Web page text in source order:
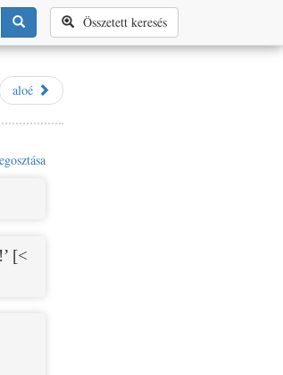
Összetett keresés
aloé
[<